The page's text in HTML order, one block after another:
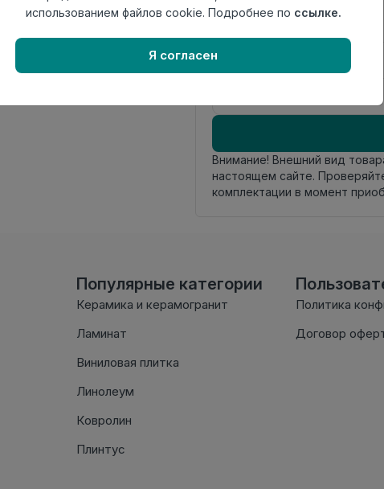
Страна
Внимание! Внешний вид
настоящем сайте.
комплектации в момент
Популярные категории
Керамика и керамогранит
Ламинат
Виниловая плитка
Линолеум
Ковролин
Плинтус
Политика
Договор
использованием файлов cookie. Подробнее по ссылке.
Я согласен